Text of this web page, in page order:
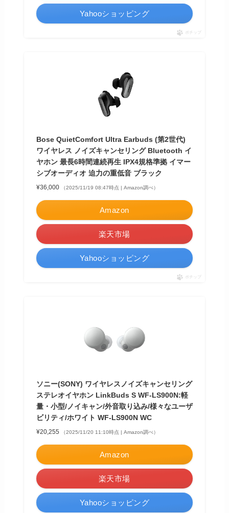
Yahooショッピング
ポチップ
Bose QuietComfort Ultra Earbuds (第2世代)
ワイヤレス ノイズキャンセリング Bluetooth イ
ヤホン 最長6時間連続再生 IPX4規格準拠 イマー
シブオーディオ 迫力の重低音 ブラック
¥36,000 （2025/11/19 08:47時点 | Amazon調べ）
Amazon
楽天市場
Yahooショッピング
ポチップ
ソニー(SONY) ワイヤレスノイズキャンセリング
ステレオイヤホン LinkBuds S WF-LS900N:軽
量・小型/ノイキャン/外音取り込み/様々なユーザ
ビリティ/ホワイト WF-LS900N WC
¥20,255 （2025/11/20 11:10時点 | Amazon調べ）
Amazon
楽天市場
Yahooショッピング